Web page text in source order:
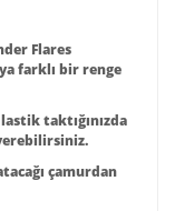
Flares
farklı bir renge
taktığınızda
çamurdan